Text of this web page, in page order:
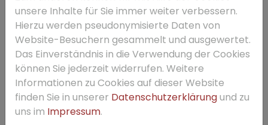
unsere Inhalte für Sie immer weiter verbessern.
Hierzu werden pseudonymisierte Daten von
Website-Besuchern gesammelt und ausgewertet.
Das Einverständnis in die Verwendung der Cookies
können Sie jederzeit widerrufen. Weitere
Informationen zu Cookies auf dieser Website
finden Sie in unserer Datenschutzerklärungund zu
uns im Impressum.